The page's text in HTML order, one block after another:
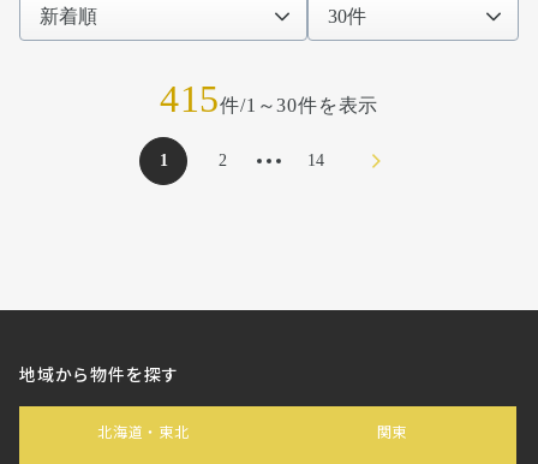
415件/1～30件を表示
1 2 14
地域から物件を探す
北海道・東北 関東